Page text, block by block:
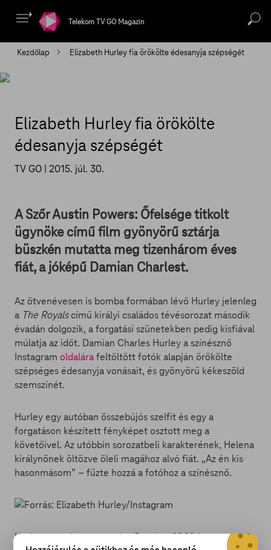
Telekom TV GO Magazin
Kezdőlap Elizabeth Hurley fia örökölte édesanyja szépségét
Elizabeth Hurley fia örökölte
édesanyja szépségét
TV GO | 2015. júl. 30.
A Szőr Austin Powers: Őfelsége titkolt
ügynöke című film gyönyörű sztárja
büszkén mutatta meg tizenhárom éves
fiát, a jóképű Damian Charlest.
Az ötvenévesen is bomba formában lévő Hurley jelenleg
a The Royalscímű királyi családos tévésorozat második
évadán dolgozik, a forgatási szünetekben pedig kisfiával
múlatja az időt. Damian Charles Hurley a színésznő
Instagram oldalárafeltöltött fotók alapján örökölte
szépséges édesanyja vonásait, és gyönyörű kékeszöld
szemszínét.
Hurley egy autóban összebújós szelfit és egy a
forgatáson készített fényképet osztott meg a
követőivel. Az utóbbin sorozatbeli karakterének, Helena
királynőnek öltözve öleli magához alvó fiát. „Az én kis
hasonmásom” – fűzte hozzá a fotóhoz a színésznő.
Hurley egyetlen gyermeke, Damian, 2002-ben